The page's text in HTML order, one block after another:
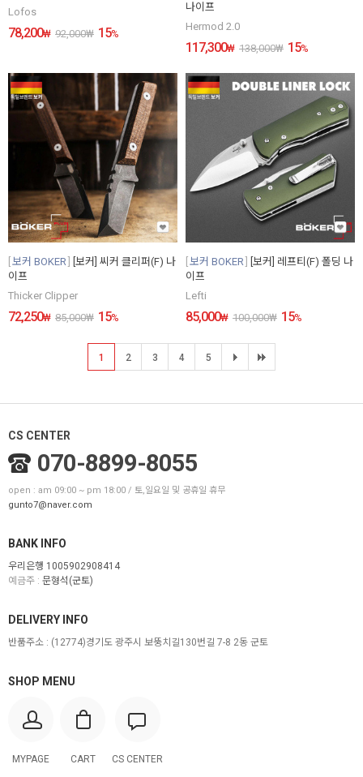
Lofos
78,200₩ 92,000₩ 15%
나이프
Hermod 2.0
117,300₩ 138,000₩ 15%
보커 BOKER
[보커] 씨커 클리퍼(F) 나
이프
Thicker Clipper
72,250₩ 85,000₩ 15%
보커 BOKER
[보커] 레프티(F) 폴딩 나
이프
Lefti
85,000₩ 100,000₩ 15%
1 2 3 4 5
CS CENTER
070-8899-8055
open : am 09:00 ~ pm 18:00 / 토,일요일 및 공휴일 휴무
gunto7@naver.com
BANK INFO
우리은행 1005902908414
예금주 : 문형석(군토)
SHOP MENU
MYPAGE CART CS CENTER
DELIVERY INFO
반품주소 : (12774)경기도 광주시 보뚱치길130번길 7-8 2동 군토